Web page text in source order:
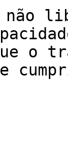
não
o